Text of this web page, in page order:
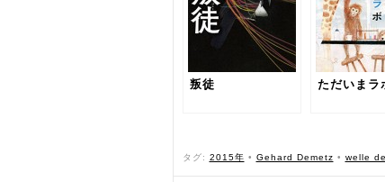
叛徒 ただいまラ
タグ: 2015年 • Gehard Demetz • welle